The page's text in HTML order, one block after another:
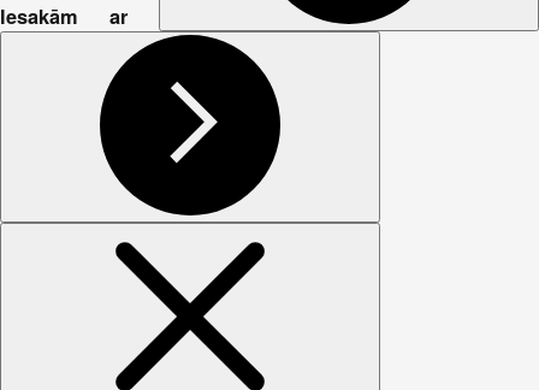
Iesakām ar